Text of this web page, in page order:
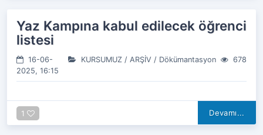
Yaz Kampına kabul edilecek öğrenci
listesi
16-06-
2025, 16:15
KURSUMUZ / ARŞİV / Dökümantasyon 678
1 Devamı...